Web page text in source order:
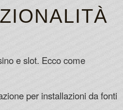
e slot. Ecco come
per installazioni da fonti